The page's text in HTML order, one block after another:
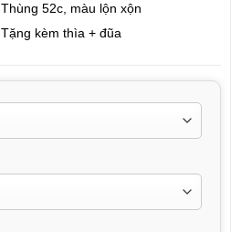
Thùng 52c, màu lộn xộn
Tặng kèm thìa + đũa